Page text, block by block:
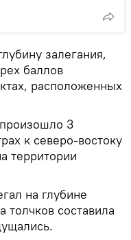
залегания,
баллов
расположенных
3
к северо-востоку
территории
на глубине
толчков составила